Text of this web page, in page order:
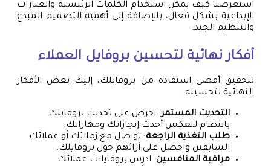
استعرضنا كيف يمكن استخدام الكلمات الرئيسية والعبارات
الإبداعية بشكل فعال، بالإضافة إلى أهمية التصميم المبدع
والتنظيم الجيد.
أفكار نهائية لتحسين بروفايل العملاء
لتحقيق أقصى استفادة من بروفايلك، إليك بعض الأفكار
النهائية لتحسينه:
التحديث المستمر: احرص على تحديث بروفايلك
بانتظام لتعكس أحدث إنجازاتك ومهاراتك.
طلب التغذية الراجعة: تواصل مع زملائك أو عملائك
السابقين واحصل على آرائهم حول بروفايلك.
مراقبة المنافسين: ادرس بروفايلات عملائك